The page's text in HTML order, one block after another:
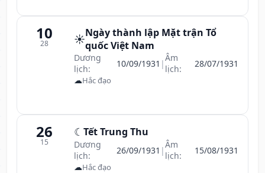
10
28 ☀️Ngày thành lập Mặt trận Tổ
quốc Việt Nam
Dương
lịch:
10/09/1931 |Âm
lịch:
28/07/1931
☁Hắc đạo
26
15
☾ Tết Trung Thu
Dương
lịch:
26/09/1931 |Âm
lịch:
15/08/1931
☁Hắc đạo